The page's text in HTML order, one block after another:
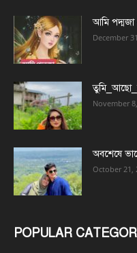
আমি পদ্মজা
December
November
অবশেষে
October 21,
POPULAR